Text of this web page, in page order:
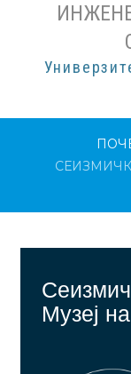
Музеј